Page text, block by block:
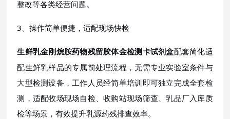
整改等各类经营问题。
3、操作简单便捷，适配现场快检
生鲜乳金刚烷胺药物残留胶体金检测卡试剂盒配套简化适
配生鲜乳样品的专属前处理流程，无需专业实验室条件与
大型检测设备，工作人员经简单培训即可独立完成全套检
测，适配牧场现场自检、收购站现场筛查、乳品厂入库质
检等场景，有效提升乳源药残排查效率。